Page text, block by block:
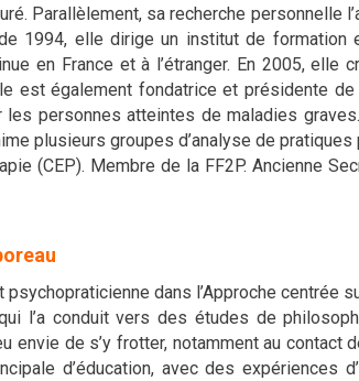
Parallèlement, sa recherche
de 1994, elle dirige un institut de
en France et à l’étranger. En 2005, elle
est également fondatrice et présidente de
les personnes atteintes de maladies
plusieurs groupes d’analyse de
(CEP). Membre de la FF2P. Ancienne
psychopraticienne dans l’Approche centrée
l’a conduit vers des études de
envie de s’y frotter, notamment au
d’éducation, avec des expériences